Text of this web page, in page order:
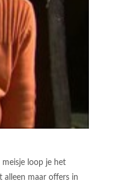
loop je het
alleen maar offers in